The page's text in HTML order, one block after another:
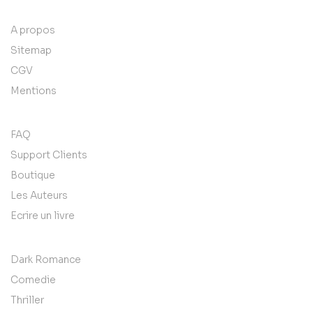
A propos
Sitemap
CGV
Mentions
FAQ
Support Clients
Boutique
Les Auteurs
Ecrire un livre
Dark Romance
Comedie
Thriller